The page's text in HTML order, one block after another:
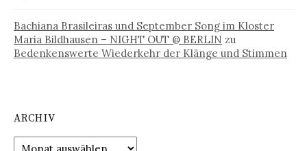
Bachiana Brasileiras und September Song im Kloster
Maria Bildhausen – NIGHT OUT @ BERLIN zu
Bedenkenswerte Wiederkehr der Klänge und Stimmen
ARCHIV
Archiv